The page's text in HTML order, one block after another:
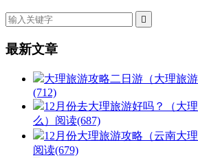

最新文章
大理旅游攻略二日游（大理旅游
(712)
12月份去大理旅游好吗？（大
么） 阅读(687)
12月份大理旅游攻略（云南大
阅读(679)